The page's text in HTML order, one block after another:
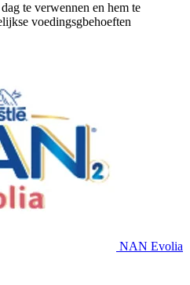
te verwennen en hem te
voedingsgbehoeften
NAN Evolia